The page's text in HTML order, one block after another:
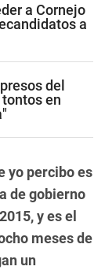
a Cornejo
a
del
en
yo percibo es
de gobierno
y es el
meses de
un